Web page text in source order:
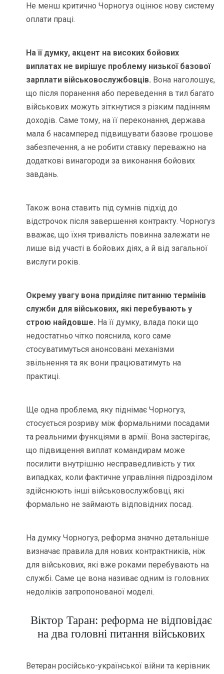
Не менш критично Чорногуз оцінює нову систему
оплати праці.
На її думку, акцент на високих бойових
виплатах не вирішує проблему низької базової
зарплати військовослужбовців. Вона наголошує,
що після поранення або переведення в тил багато
військових можуть зіткнутися з різким падінням
доходів. Саме тому, на її переконання, держава
мала б насамперед підвищувати базове грошове
забезпечення, а не робити ставку переважно на
додаткові винагороди за виконання бойових
завдань.
Також вона ставить під сумнів підхід до
відстрочок після завершення контракту. Чорногуз
вважає, що їхня тривалість повинна залежати не
лише від участі в бойових діях, а й від загальної
вислуги років.
Окрему увагу вона приділяє питанню термінів
служби для військових, які перебувають у
строю найдовше. На її думку, влада поки що
недостатньо чітко пояснила, кого саме
стосуватимуться анонсовані механізми
звільнення та як вони працюватимуть на
практиці.
Ще одна проблема, яку піднімає Чорногуз,
стосується розриву між формальними посадами
та реальними функціями в армії. Вона застерігає,
що підвищення виплат командирам може
посилити внутрішню несправедливість у тих
випадках, коли фактичне управління підрозділом
здійснюють інші військовослужбовці, які
формально не займають відповідних посад.
На думку Чорногуз, реформа значно детальніше
визначає правила для нових контрактників, ніж
для військових, які вже роками перебувають на
службі. Саме це вона називає одним із головних
недоліків запропонованої моделі.
Віктор Таран: реформа не відповідає
на два головні питання військових
Ветеран російсько-української війни та керівник